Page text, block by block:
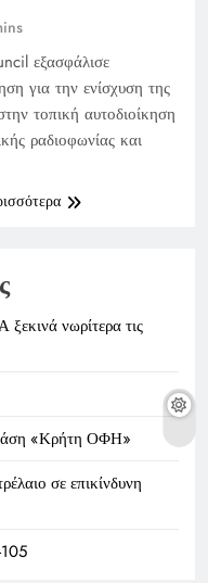
εξασφάλισε
για την ενίσχυση της
τοπική αυτοδιοίκηση
ραδιοφωνίας και
νωρίτερα τις
«Κρήτη ΟΦΗ»
σε επικίνδυνη